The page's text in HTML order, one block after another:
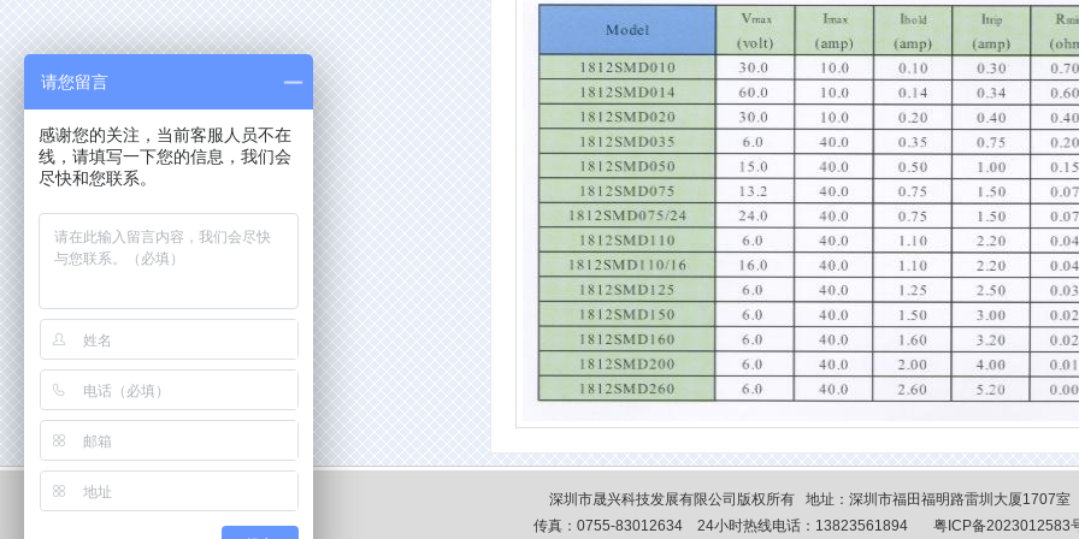
深圳市晟兴科技发展有限公司版权所有 地址：深圳市福田福明路雷圳大厦1707室
传真：0755-83012634 24小时热线电话：13823561894 粤ICP备2023012583
请您留言
感谢您的关注，当前客服人员不在
线，请填写一下您的信息，我们会
尽快和您联系。